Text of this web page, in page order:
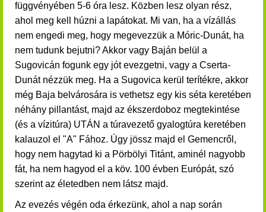
függvényében 5-6 óra lesz. Közben lesz olyan rész,
ahol meg kell húzni a lapátokat. Mi van, ha a vízállás
nem engedi meg, hogy megevezzük a Móric-Dunát, ha
nem tudunk bejutni? Akkor vagy Baján belül a
Sugovicán fogunk egy jót evezgetni, vagy a Cserta-
Dunát nézzük meg. Ha a Sugovica kerül terítékre, akkor
még Baja belvárosára is vethetsz egy kis séta keretében
néhány pillantást, majd az ékszerdoboz megtekintése
(és a vízitúra) UTÁN a túravezető gyalogtúra keretében
kalauzol el "A" Fához. Úgy jössz majd el Gemencről,
hogy nem hagytad ki a Pörbölyi Titánt, aminél nagyobb
fát, ha nem hagyod el a köv. 100 évben Európát, szó
szerint az életedben nem látsz majd.
Az evezés végén oda érkezünk, ahol a nap során